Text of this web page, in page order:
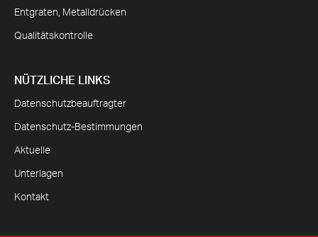
Entgraten, Metalldrücken
Qualitätskontrolle
NÜTZLICHE LINKS
Datenschutzbeauftragter
Datenschutz-Bestimmungen
Aktuelle
Unterlagen
Kontakt